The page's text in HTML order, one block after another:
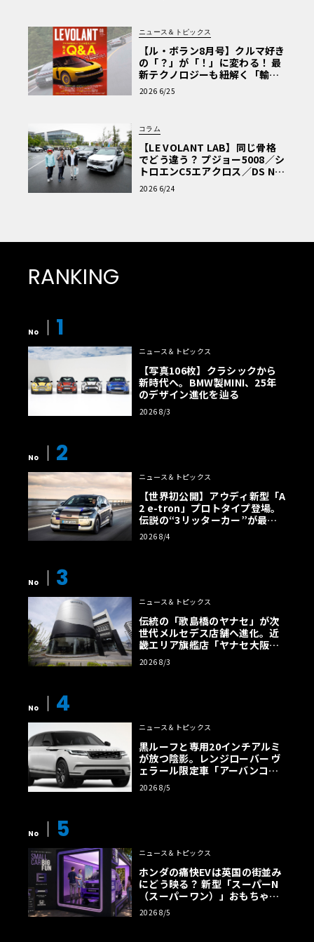
ニュース＆トピックス
【ル・ボラン8月号】クルマ好き
の「？」が「！」に変わる！ 最
新テクノロジーも紐解く「輸入
車Q&A」
2026 6/25
コラム
【LE VOLANT LAB】同じ骨格
でどう違う？ プジョー5008／シ
トロエンC5エアクロス／DS Nº4
読者一気乗りレポート
2026 6/24
RANKING
No 1
ニュース＆トピックス
【写真106枚】クラシックから
新時代へ。BMW製MINI、25年
のデザイン進化を辿る
2026 8/3
No 2
ニュース＆トピックス
【世界初公開】アウディ新型「A
2 e-tron」プロトタイプ登場。
伝説の“3リッターカー”が最高
効率エントリーBEVとして復活
【画像38枚】
2026 8/4
No 3
ニュース＆トピックス
伝統の「歌島橋のヤナセ」が次
世代メルセデス店舗へ進化。近
畿エリア旗艦店「ヤナセ大阪支
店」がリニューアル
2026 8/3
No 4
ニュース＆トピックス
黒ルーフと専用20インチアルミ
が放つ陰影。レンジローバー ヴ
ェラール限定車「アーバンコン
トラスト・エディション」登場
2026 8/5
No 5
ニュース＆トピックス
ホンダの痛快EVは英国の街並み
にどう映る？ 新型「スーパーN
（スーパーワン）」おもちゃ箱
ツアーの全貌
2026 8/5